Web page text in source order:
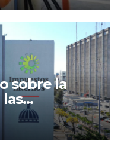
sobre la
la DGII;